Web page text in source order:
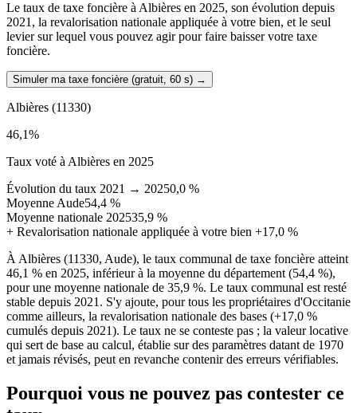
Le taux de taxe foncière à Albières en 2025, son évolution depuis
2021, la revalorisation nationale appliquée à votre bien, et le seul
levier sur lequel vous pouvez agir pour faire baisser votre taxe
foncière.
Simuler ma taxe foncière (gratuit, 60 s) →
Albières (11330)
46,1%
Taux voté à Albières en 2025
Évolution du taux 2021 → 20250,0 %
Moyenne Aude54,4 %
Moyenne nationale 202535,9 %
+ Revalorisation nationale appliquée à votre bien +17,0 %
À Albières (11330, Aude), le taux communal de taxe foncière atteint
46,1 % en 2025, inférieur à la moyenne du département (54,4 %),
pour une moyenne nationale de 35,9 %. Le taux communal est resté
stable depuis 2021. S'y ajoute, pour tous les propriétaires d'Occitanie
comme ailleurs, la revalorisation nationale des bases (+17,0 %
cumulés depuis 2021). Le taux ne se conteste pas ; la valeur locative
qui sert de base au calcul, établie sur des paramètres datant de 1970
et jamais révisés, peut en revanche contenir des erreurs vérifiables.
Pourquoi vous ne pouvez pas contester ce